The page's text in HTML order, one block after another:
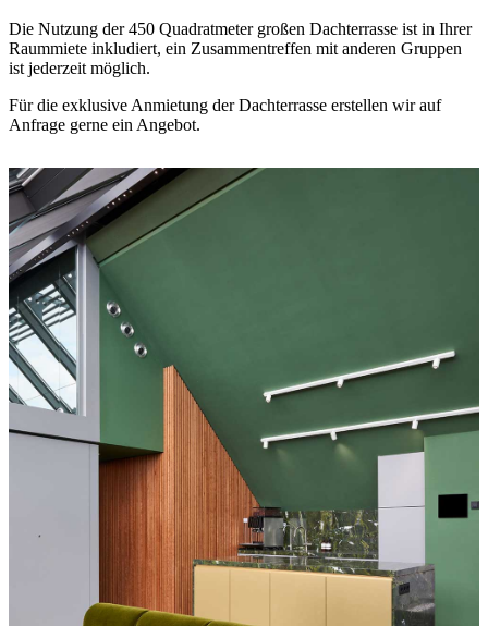
Die Nutzung der 450 Quadratmeter großen Dachterrasse ist in Ihrer
Raummiete inkludiert, ein Zusammentreffen mit anderen Gruppen
ist jederzeit möglich.
Für die exklusive Anmietung der Dachterrasse erstellen wir auf
Anfrage gerne ein Angebot.